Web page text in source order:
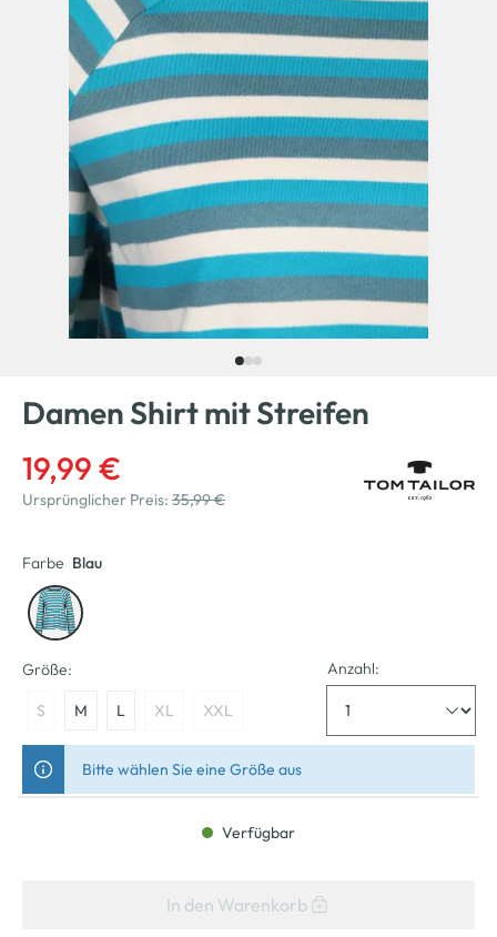
Damen Shirt mit Streifen
19,99 €
Ursprünglicher Preis: 35,99 €
Farbe Blau
Größe:
S M L XL XXL
Anzahl:
Bitte wählen Sie eine Größe aus
Verfügbar
In den Warenkorb